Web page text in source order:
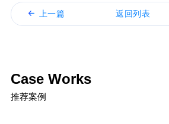
上一篇 返回列表
Case Works
推荐案例